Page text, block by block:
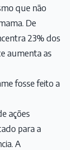
que não
De
23% dos
aumenta as
fosse feito a
ações
para a
A